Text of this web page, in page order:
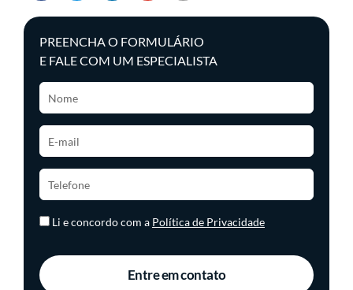
PREENCHA O FORMULÁRIO
E FALE COM UM ESPECIALISTA
Li e concordo com a Política de Privacidade
Entre em contato